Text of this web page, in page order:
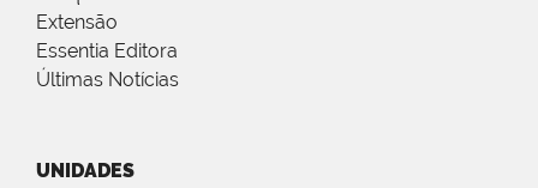
Extensão
Essentia Editora
Últimas Notícias
UNIDADES